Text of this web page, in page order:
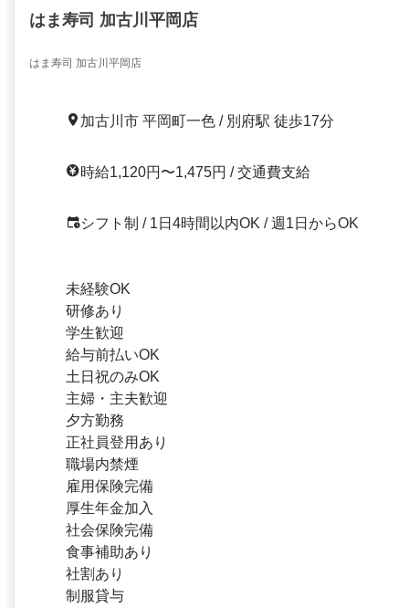
はま寿司 加古川平岡店
はま寿司 加古川平岡店
加古川市 平岡町一色 / 別府駅 徒歩17分
時給1,120円〜1,475円 / 交通費支給
シフト制 / 1日4時間以内OK / 週1日からOK
未経験OK
研修あり
学生歓迎
給与前払いOK
土日祝のみOK
主婦・主夫歓迎
夕方勤務
正社員登用あり
職場内禁煙
雇用保険完備
厚生年金加入
社会保険完備
食事補助あり
社割あり
制服貸与